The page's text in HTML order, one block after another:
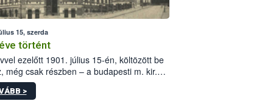
15, szerda
történt
ezelőtt 1901. július 15-én, költözött be
még csak részben – a budapesti m. kir.
állomás a Kis Rókus utca
alatti, Czigler Győző által tervezett új
>